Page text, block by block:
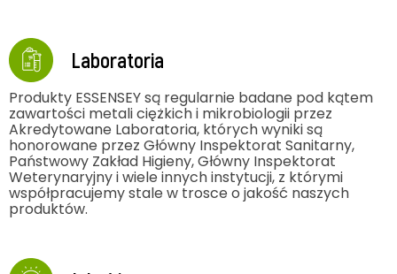
Laboratoria
Produkty ESSENSEY są regularnie badane pod kątem
zawartości metali ciężkich i mikrobiologii przez
Akredytowane Laboratoria, których wyniki są
honorowane przez Główny Inspektorat Sanitarny,
Państwowy Zakład Higieny, Główny Inspektorat
Weterynaryjny i wiele innych instytucji, z którymi
współpracujemy stale w trosce o jakość naszych
produktów.